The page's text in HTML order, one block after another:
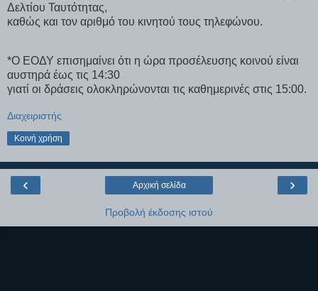
Δελτίου Ταυτότητας,
καθώς και τον αριθμό του κινητού τους τηλεφώνου.
*Ο ΕΟΔΥ επισημαίνει ότι η ώρα προσέλευσης κοινού είναι
αυστηρά έως τις 14:30
γιατί οι δράσεις ολοκληρώνονται τις καθημερινές στις 15:00.
Διαχειριστής
Κοινή χρήση
‹ ›
Αρχική σελίδα
Προβολή έκδοσης ιστού